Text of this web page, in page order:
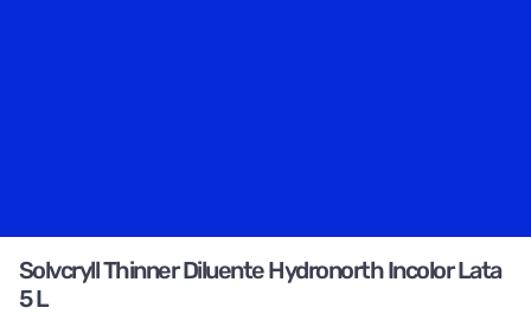
Solvcryll Thinner Diluente Hydronorth Incolor Lata
5 L